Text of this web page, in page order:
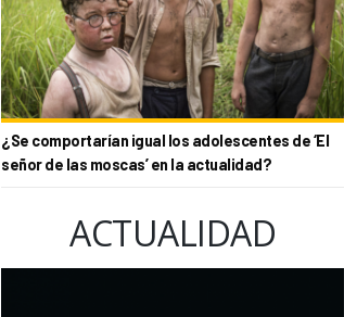
¿Se comportarían igual los adolescentes de ‘El
señor de las moscas’ en la actualidad?
ACTUALIDAD